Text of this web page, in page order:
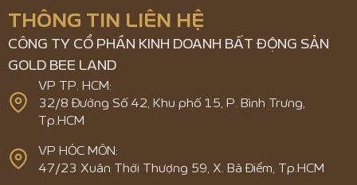
THÔNG TIN LIÊN HỆ
CÔNG TY CỔ PHẦN KINH DOANH BẤT ĐỘNG SẢN
GOLD BEE LAND
VP TP. HCM:
32/8 Đường Số 42, Khu phố 15, P. Bình Trưng,
Tp.HCM
VP HÓC MÔN:
47/23 Xuân Thới Thượng 59, X. Bà Điểm, Tp.HCM